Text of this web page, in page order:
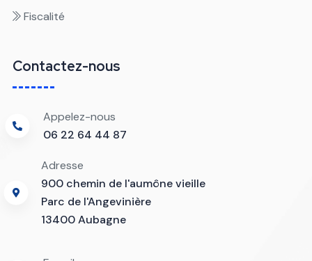
Fiscalité
Contactez-nous
Appelez-nous
06 22 64 44 87
Adresse
900 chemin de l'aumône vieille
Parc de l'Angevinière
13400 Aubagne